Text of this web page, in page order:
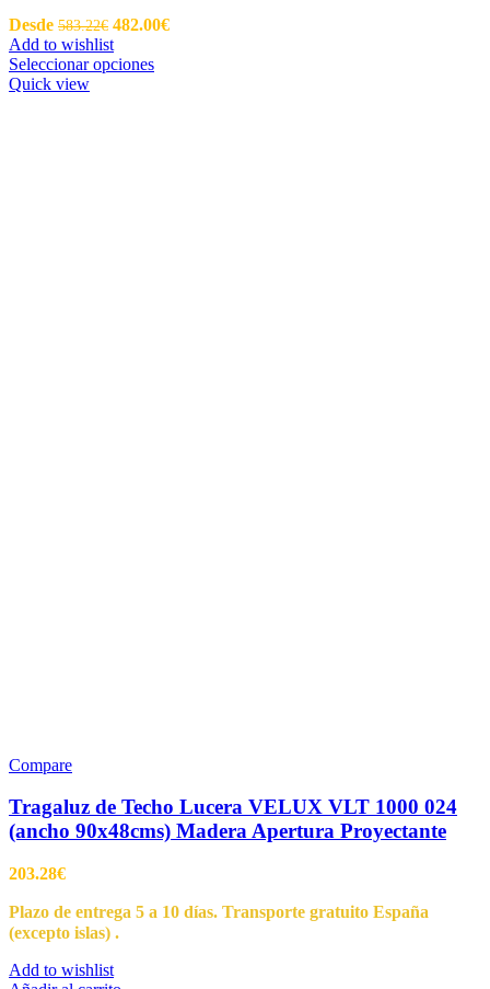
Desde 583.22€ 482.00€
Add to wishlist
Seleccionar opciones
Quick view
Compare
Tragaluz de Techo Lucera VELUX VLT 1000 024
(ancho 90x48cms) Madera Apertura Proyectante
203.28€
Plazo de entrega 5 a 10 días. Transporte gratuito España
(excepto islas) .
Add to wishlist